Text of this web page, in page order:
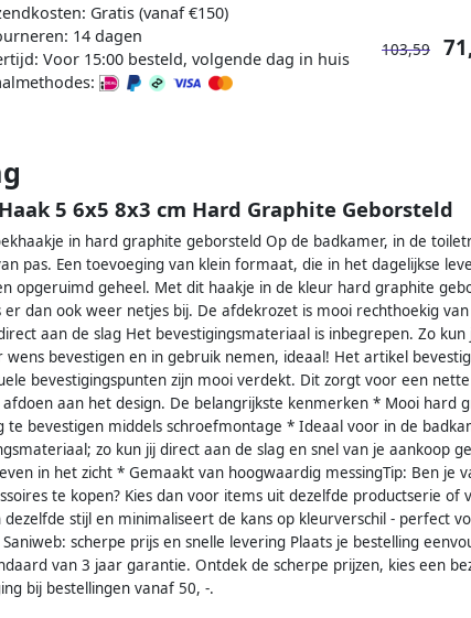
Gratis (vanaf €150)
14 dagen
Voor 15:00 besteld, volgende dag in huis
103,59
5 6x5 8x3 cm Hard Graphite Geborsteld
in hard graphite geborsteld Op de badkamer, in de
pas. Een toevoeging van klein formaat, die in het dagelijkse
opgeruimd geheel. Met dit haakje in de kleur hard graphite
er dan ook weer netjes bij. De afdekrozet is mooi rechthoekig
aan de slag Het bevestigingsmateriaal is inbegrepen. Zo
bevestigen en in gebruik nemen, ideaal! Het artikel
bevestigingspunten zijn mooi verdekt. Dit zorgt voor een
aan het design. De belangrijkste kenmerken * Mooi hard
te bevestigen middels schroefmontage * Ideaal voor in de
zo kun jij direct aan de slag en snel van je aankoop
in het zicht * Gemaakt van hoogwaardig messingTip: Ben je
te kopen? Kies dan voor items uit dezelfde productserie of
stijl en minimaliseert de kans op kleurverschil - perfect
scherpe prijs en snelle levering Plaats je bestelling
van 3 jaar garantie. Ontdek de scherpe prijzen, kies een
bij bestellingen vanaf 50, -.